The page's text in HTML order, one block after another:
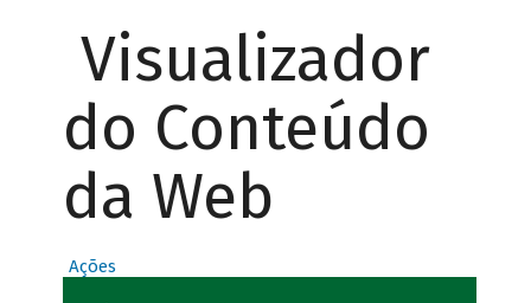
Visualizador
do Conteúdo
da Web
Ações